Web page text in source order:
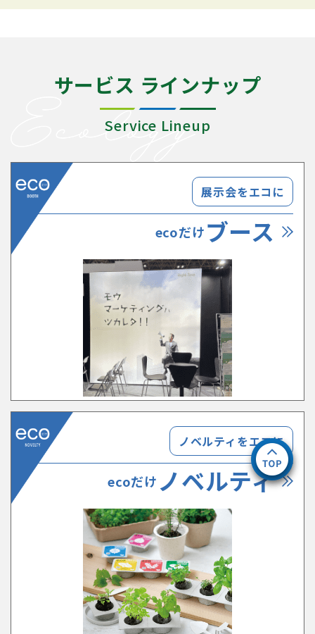
サービス ラインナップ
Service Lineup
展示会をエコに
ecoだけブース
ノベルティをエコに
ecoだけノベルティ